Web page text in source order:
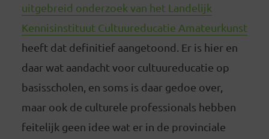
uitgebreid onderzoek van het Landelijk
Kennisinstituut Cultuureducatie Amateurkunst
heeft dat definitief aangetoond. Er is hier en
daar wat aandacht voor cultuureducatie op
basisscholen, en soms is daar gedoe over,
maar ook de culturele professionals hebben
feitelijk geen idee wat er in de provinciale